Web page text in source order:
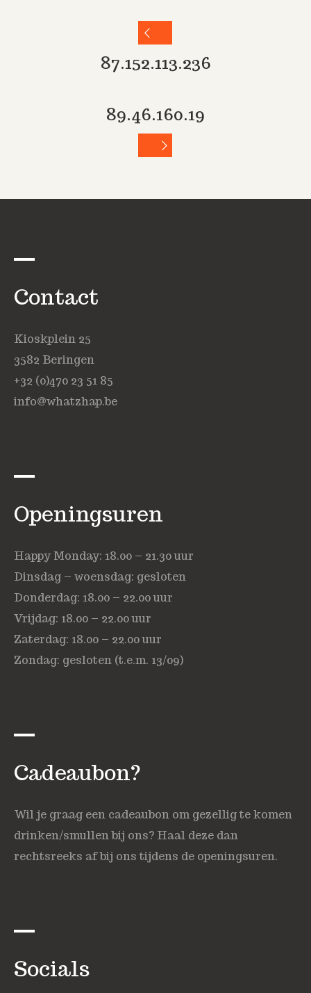
87.152.113.236
89.46.160.19
Contact
Kioskplein 25
3582 Beringen
+32 (0)470 23 51 85
info@whatzhap.be
Openingsuren
Happy Monday: 18.00 – 21.30 uur
Dinsdag – woensdag: gesloten
Donderdag: 18.00 – 22.00 uur
Vrijdag: 18.00 – 22.00 uur
Zaterdag: 18.00 – 22.00 uur
Zondag: gesloten (t.e.m. 13/09)
Cadeaubon?
Wil je graag een cadeaubon om gezellig te komen
drinken/smullen bij ons? Haal deze dan
rechtsreeks af bij ons tijdens de openingsuren.
Socials